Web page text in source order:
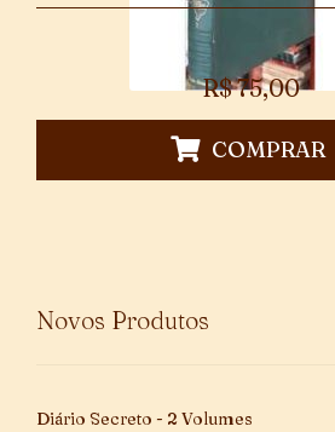
R$75,00
COMPRAR
Novos Produtos
Diário Secreto - 2 Volumes